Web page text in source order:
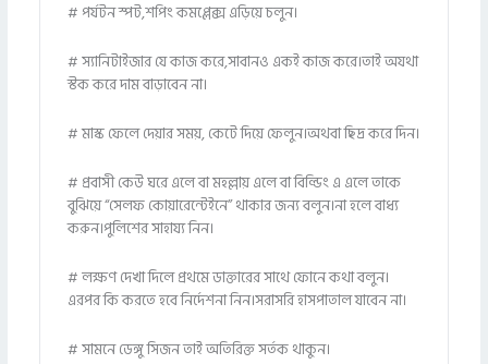
# পর্যটন স্পট,শপিং কমপ্লেক্স এড়িয়ে চলুন।
# স্যানিটাইজার যে কাজ করে,সাবানও একই কাজ করে।তাই অযথা
স্টক করে দাম বাড়াবেন না।
# মাস্ক ফেলে দেয়ার সময়, কেটে দিয়ে ফেলুন।অথবা ছিদ্র করে দিন।
# প্রবাসী কেউ ঘরে এলে বা মহল্লায় এলে বা বিল্ডিং এ এলে তাকে
বুঝিয়ে “সেলফ কোয়ারেন্টেইনে” থাকার জন্য বলুন।না হলে বাধ্য
করুন।পুলিশের সাহায্য নিন।
# লক্ষণ দেখা দিলে প্রথমে ডাক্তারের সাথে ফোনে কথা বলুন।
এরপর কি করতে হবে নির্দেশনা নিন।সরাসরি হাসপাতাল যাবেন না।
# সামনে ডেঙ্গু সিজন তাই অতিরিক্ত সর্তক থাকুন।